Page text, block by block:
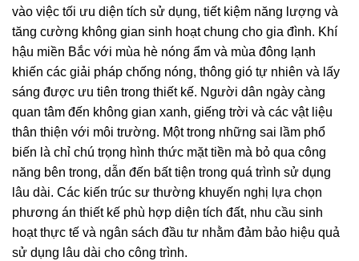
vào việc tối ưu diện tích sử dụng, tiết kiệm năng lượng và
tăng cường không gian sinh hoạt chung cho gia đình. Khí
hậu miền Bắc với mùa hè nóng ẩm và mùa đông lạnh
khiến các giải pháp chống nóng, thông gió tự nhiên và lấy
sáng được ưu tiên trong thiết kế. Người dân ngày càng
quan tâm đến không gian xanh, giếng trời và các vật liệu
thân thiện với môi trường. Một trong những sai lầm phổ
biến là chỉ chú trọng hình thức mặt tiền mà bỏ qua công
năng bên trong, dẫn đến bất tiện trong quá trình sử dụng
lâu dài. Các kiến trúc sư thường khuyến nghị lựa chọn
phương án thiết kế phù hợp diện tích đất, nhu cầu sinh
hoạt thực tế và ngân sách đầu tư nhằm đảm bảo hiệu quả
sử dụng lâu dài cho công trình.